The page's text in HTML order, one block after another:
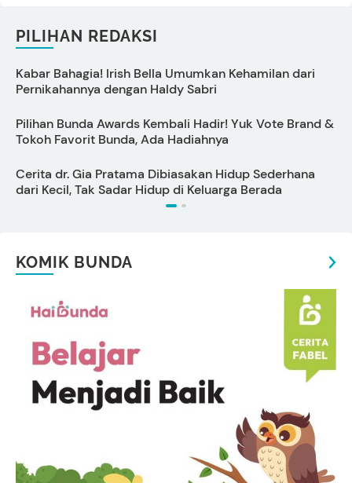
PILIHAN REDAKSI
Kabar Bahagia! Irish Bella Umumkan Kehamilan dari
Pernikahannya dengan Haldy Sabri
Pilihan Bunda Awards Kembali Hadir! Yuk Vote Brand &
Tokoh Favorit Bunda, Ada Hadiahnya
Cerita dr. Gia Pratama Dibiasakan Hidup Sederhana
dari Kecil, Tak Sadar Hidup di Keluarga Berada
KOMIK BUNDA